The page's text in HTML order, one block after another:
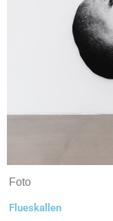
Foto
Flueskallen